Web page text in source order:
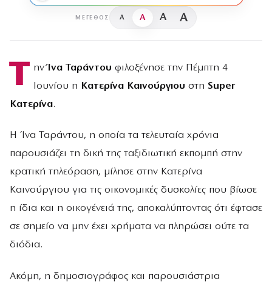
ΜΈΓΕΘΟΣ A A A A
Τ ηνΊνα Ταράντου φιλοξένησε την Πέμπτη 4
Ιουνίου η Κατερίνα Καινούργιου στη Super
Κατερίνα.
Η Ίνα Ταράντου, η οποία τα τελευταία χρόνια
παρουσιάζει τη δική της ταξιδιωτική εκπομπή στην
κρατική τηλεόραση, μίλησε στην Κατερίνα
Καινούργιου για τις οικονομικές δυσκολίες που βίωσε
η ίδια και η οικογένειά της, αποκαλύπτοντας ότι έφτασε
σε σημείο να μην έχει χρήματα να πληρώσει ούτε τα
διόδια.
Ακόμη, η δημοσιογράφος και παρουσιάστρια